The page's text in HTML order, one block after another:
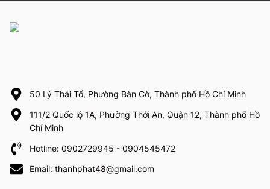
50 Lý Thái Tổ, Phường Bàn Cờ, Thành phố Hồ Chí Minh
111/2 Quốc lộ 1A, Phường Thới An, Quận 12, Thành phố Hồ
Chí Minh
Hotline: 0902729945 - 0904545472
Email: thanhphat48@gmail.com